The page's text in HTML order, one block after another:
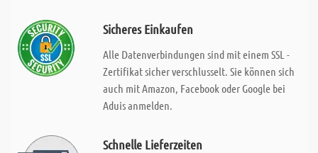
Sicheres Einkaufen
Alle Datenverbindungen sind mit einem SSL -
Zertifikat sicher verschlusselt. Sie können sich
auch mit Amazon, Facebook oder Google bei
Aduis anmelden.
Schnelle Lieferzeiten